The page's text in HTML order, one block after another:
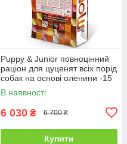
Puppy & Junior повноцінний
раціон для цуценят всіх порід
собак на основі оленини -15
кг
В наявності
6 030 ₴ 6 700 ₴
Купити